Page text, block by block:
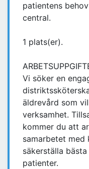
patientens
central.
1 plats(er).
Vi söker en
äldrevård som
verksamhet.
kommer du att
samarbetet med
säkerställa
patienter.